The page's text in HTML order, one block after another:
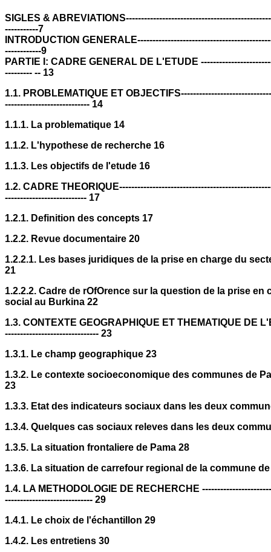
SIGLES &
-----------7
INTRODUCTION
------------9
PARTIE I: CADRE GENERAL DE L'ETUDE
--------- -- 13
1.1. PROBLEMATIQUE ET
---------------------------- 14
1.1.1. La problematique 14
1.1.2. L'hypothese de recherche 16
1.1.3. Les objectifs de l'etude 16
1.2. CADRE
--------------------------- 17
1.2.1. Definition des concepts 17
1.2.2. Revue documentaire 20
1.2.2.1. Les bases juridiques de la prise en charge du
21
1.2.2.2. Cadre de rOfOrence sur la question de la prise en
social au Burkina 22
1.3. CONTEXTE GEOGRAPHIQUE ET THEMATIQUE DE
------------------------------- 23
1.3.1. Le champ geographique 23
1.3.2. Le contexte socioeconomique des communes de
23
1.3.3. Etat des indicateurs sociaux dans les deux
1.3.4. Quelques cas sociaux releves dans les deux
1.3.5. La situation frontaliere de Pama 28
1.3.6. La situation de carrefour regional de la commune de
1.4. LA METHODOLOGIE DE RECHERCHE
----------------------------- 29
1.4.1. Le choix de l'échantillon 29
1.4.2. Les entretiens 30